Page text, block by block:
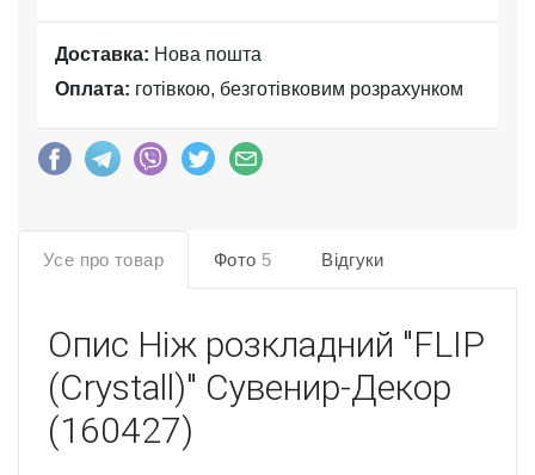
Доставка: Нова пошта
Оплата: готівкою, безготівковим розрахунком
Усе про товар Фото 5 Відгуки
Опис Ніж розкладний "FLIP
(Crystall)" Сувенир-Декор
(160427)